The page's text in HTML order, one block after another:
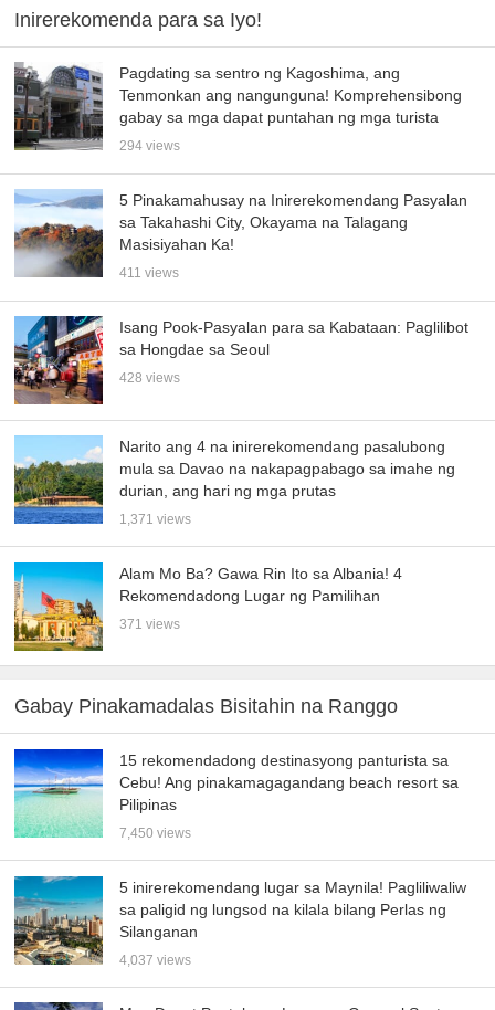
Inirerekomenda para sa Iyo!
Pagdating sa sentro ng Kagoshima, ang
Tenmonkan ang nangunguna! Komprehensibong
gabay sa mga dapat puntahan ng mga turista
294 views
5 Pinakamahusay na Inirerekomendang Pasyalan
sa Takahashi City, Okayama na Talagang
Masisiyahan Ka!
411 views
Isang Pook-Pasyalan para sa Kabataan: Paglilibot
sa Hongdae sa Seoul
428 views
Narito ang 4 na inirerekomendang pasalubong
mula sa Davao na nakapagpabago sa imahe ng
durian, ang hari ng mga prutas
1,371 views
Alam Mo Ba? Gawa Rin Ito sa Albania! 4
Rekomendadong Lugar ng Pamilihan
371 views
Gabay Pinakamadalas Bisitahin na Ranggo
15 rekomendadong destinasyong panturista sa
Cebu! Ang pinakamagagandang beach resort sa
Pilipinas
7,450 views
5 inirerekomendang lugar sa Maynila! Pagliliwaliw
sa paligid ng lungsod na kilala bilang Perlas ng
Silanganan
4,037 views